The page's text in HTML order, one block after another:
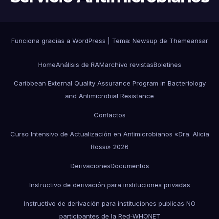
Funciona gracias a WordPress Tema: Newsup de Themeansar
HomeAnálisis de RAMarchivo revistasBoletines
Caribbean External Quality Assurance Program in Bacteriology
and Antimicrobial Resistance
Contactos
Curso Intensivo de Actualización en Antimicrobianos «Dra. Alicia
Rossi» 2026
DerivacionesDocumentos
Instructivo de derivación para instituciones privadas
Instructivo de derivación para instituciones publicas NO
participantes de la Red-WHONET